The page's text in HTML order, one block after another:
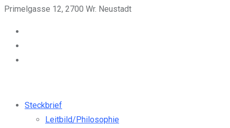
Primelgasse 12, 2700 Wr. Neustadt
Steckbrief
Leitbild/Philosophie